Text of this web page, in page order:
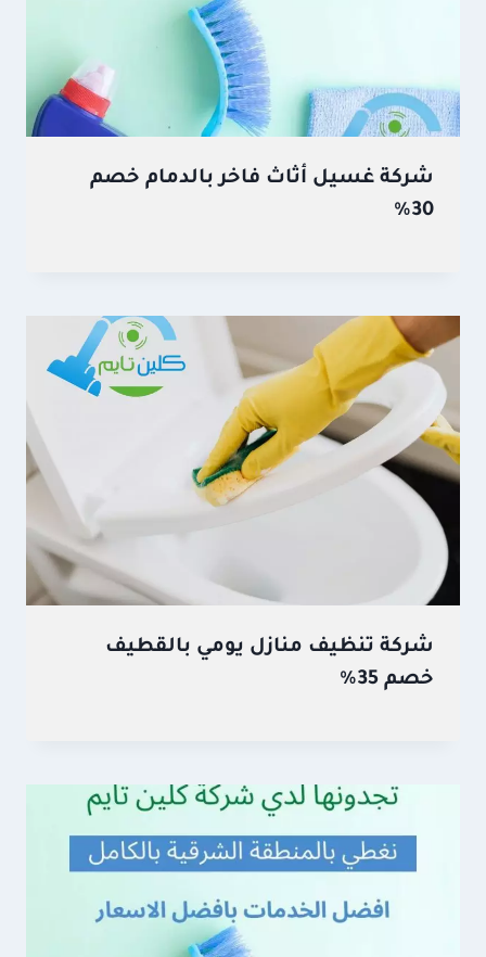
شركة غسيل أثاث فاخر بالدمام خصم
30%
شركة تنظيف منازل يومي بالقطيف
خصم 35%